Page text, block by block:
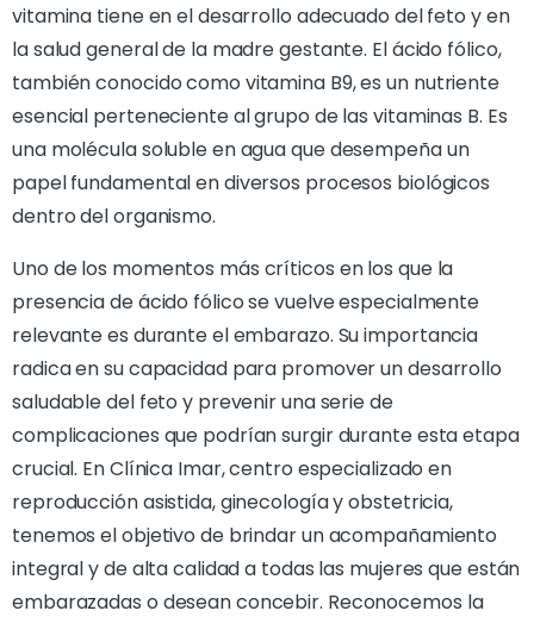
vitamina tiene en el desarrollo adecuado del feto y en
la salud general de la madre gestante. El ácido fólico,
también conocido como vitamina B9, es un nutriente
esencial perteneciente al grupo de las vitaminas B. Es
una molécula soluble en agua que desempeña un
papel fundamental en diversos procesos biológicos
dentro del organismo.
Uno de los momentos más críticos en los que la
presencia de ácido fólico se vuelve especialmente
relevante es durante el embarazo. Su importancia
radica en su capacidad para promover un desarrollo
saludable del feto y prevenir una serie de
complicaciones que podrían surgir durante esta etapa
crucial. En Clínica Imar, centro especializado en
reproducción asistida, ginecología y obstetricia,
tenemos el objetivo de brindar un acompañamiento
integral y de alta calidad a todas las mujeres que están
embarazadas o desean concebir. Reconocemos la